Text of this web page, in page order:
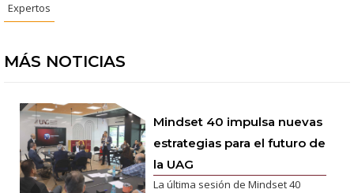
Expertos
MÁS NOTICIAS
Mindset 40 impulsa nuevas
estrategias para el futuro de
la UAG
La última sesión de Mindset 40